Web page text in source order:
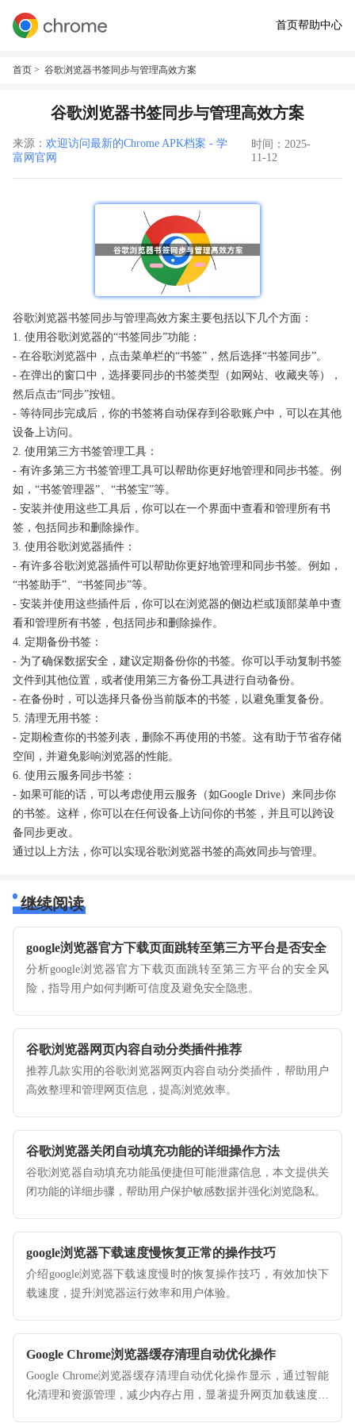
首页帮助中心
首页 > 谷歌浏览器书签同步与管理高效方案
谷歌浏览器书签同步与管理高效方案
来源： 欢迎访问最新的Chrome APK档案 - 学
富网官网
时间：2025-
11-12
谷歌浏览器书签同步与管理高效方案主要包括以下几个方面：
1. 使用谷歌浏览器的“书签同步”功能：
- 在谷歌浏览器中，点击菜单栏的“书签”，然后选择“书签同步”。
- 在弹出的窗口中，选择要同步的书签类型（如网站、收藏夹等），
然后点击“同步”按钮。
- 等待同步完成后，你的书签将自动保存到谷歌账户中，可以在其他
设备上访问。
2. 使用第三方书签管理工具：
- 有许多第三方书签管理工具可以帮助你更好地管理和同步书签。例
如，“书签管理器”、“书签宝”等。
- 安装并使用这些工具后，你可以在一个界面中查看和管理所有书
签，包括同步和删除操作。
3. 使用谷歌浏览器插件：
- 有许多谷歌浏览器插件可以帮助你更好地管理和同步书签。例如，
“书签助手”、“书签同步”等。
- 安装并使用这些插件后，你可以在浏览器的侧边栏或顶部菜单中查
看和管理所有书签，包括同步和删除操作。
4. 定期备份书签：
- 为了确保数据安全，建议定期备份你的书签。你可以手动复制书签
文件到其他位置，或者使用第三方备份工具进行自动备份。
- 在备份时，可以选择只备份当前版本的书签，以避免重复备份。
5. 清理无用书签：
- 定期检查你的书签列表，删除不再使用的书签。这有助于节省存储
空间，并避免影响浏览器的性能。
6. 使用云服务同步书签：
- 如果可能的话，可以考虑使用云服务（如Google Drive）来同步你
的书签。这样，你可以在任何设备上访问你的书签，并且可以跨设
备同步更改。
通过以上方法，你可以实现谷歌浏览器书签的高效同步与管理。
继续阅读
google浏览器官方下载页面跳转至第三方平台是否安全
分析google浏览器官方下载页面跳转至第三方平台的安全风
险，指导用户如何判断可信度及避免安全隐患。
谷歌浏览器网页内容自动分类插件推荐
推荐几款实用的谷歌浏览器网页内容自动分类插件，帮助用户
高效整理和管理网页信息，提高浏览效率。
谷歌浏览器关闭自动填充功能的详细操作方法
谷歌浏览器自动填充功能虽便捷但可能泄露信息，本文提供关
闭功能的详细步骤，帮助用户保护敏感数据并强化浏览隐私。
google浏览器下载速度慢恢复正常的操作技巧
介绍google浏览器下载速度慢时的恢复操作技巧，有效加快下
载速度，提升浏览器运行效率和用户体验。
Google Chrome浏览器缓存清理自动优化操作
Google Chrome浏览器缓存清理自动优化操作显示，通过智能
化清理和资源管理，减少内存占用，显著提升网页加载速度和